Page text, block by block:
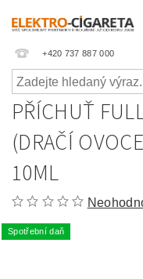
+420 737 887 000
PŘÍCHUŤ
(DRAČÍ
10ML
Spotřební daň